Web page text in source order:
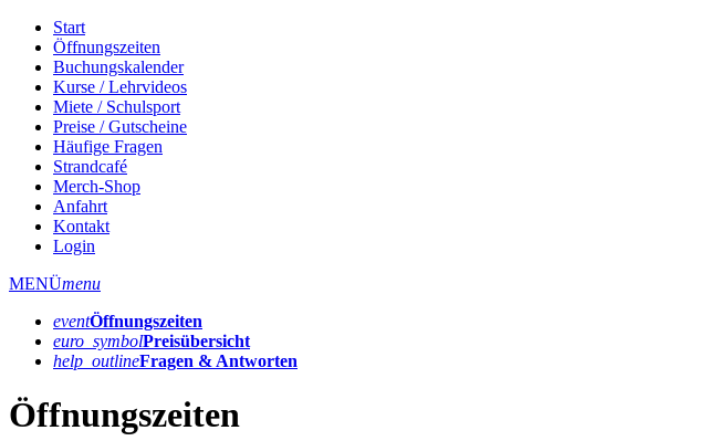
Start
Öffnungszeiten
Buchungskalender
Kurse / Lehrvideos
Miete / Schulsport
Preise / Gutscheine
Häufige Fragen
Strandcafé
Merch-Shop
Anfahrt
Kontakt
Login
MENÜmenu
eventÖffnungs­zeiten
euro_symbolPreis­übersicht
help_outlineFragen & Antworten
Öffnungszeiten